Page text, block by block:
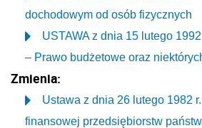
dochodowym od osób fizycznych
USTAWA z dnia 15 lutego
– Prawo budżetowe oraz
Zmienia:
Ustawa z dnia 26 lutego 1982
finansowej przedsiębiorstw